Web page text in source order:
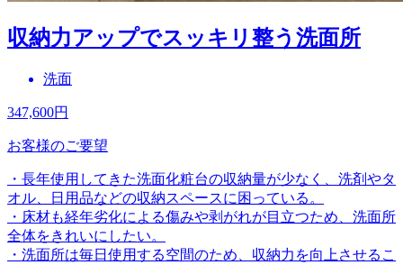
収納力アップでスッキリ整う洗面所
洗面
347,600円
お客様のご要望
・長年使用してきた洗面化粧台の収納量が少なく、洗剤やタ
オル、日用品などの収納スペースに困っている。
・床材も経年劣化による傷みや剥がれが目立つため、洗面所
全体をきれいにしたい。
・洗面所は毎日使用する空間のため、収納力を向上させるこ